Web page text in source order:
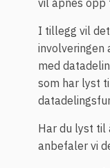
I tillegg vil
involveringen
med
som har lyst
Har du lyst til
anbefaler vi